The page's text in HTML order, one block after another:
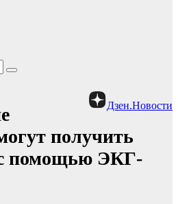
Дзен.Новости
получить
помощью ЭКГ-